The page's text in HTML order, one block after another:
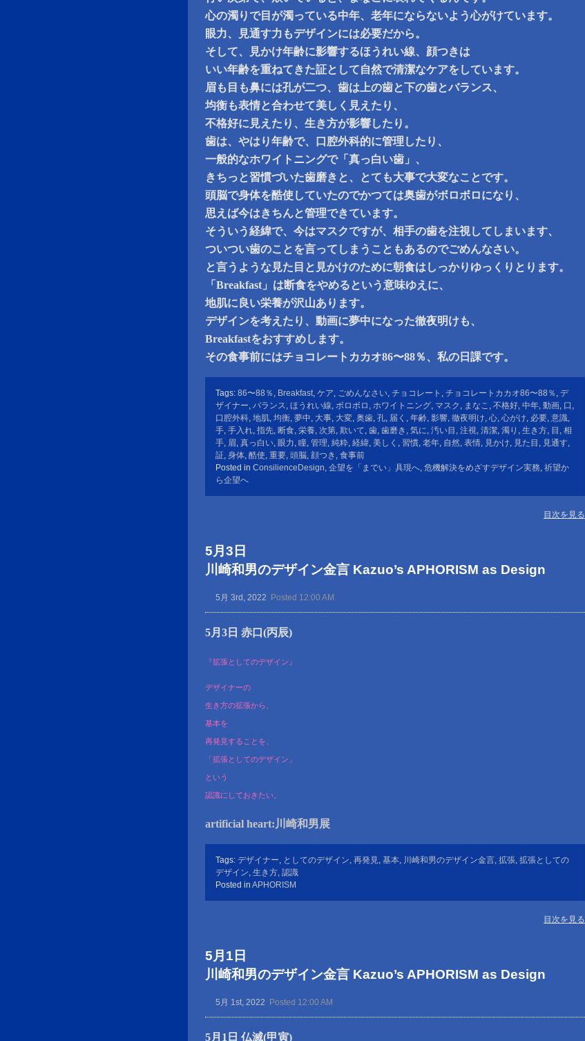
心の濁りで目が濁っている中年、老年にならないよう心がけています。
眼力、見通す力もデザインには必要だから。
そして、見かけ年齢に影響するほうれい線、顔つきは
いい年齢を重ねてきた証として自然で清潔なケアをしています。
眉も目も鼻には孔が二つ、歯は上の歯と下の歯とバランス、
均衡も表情と合わせて美しく見えたり、
不格好に見えたり、生き方が影響したり。
歯は、やはり年齢で、口腔外科的に管理したり、
一般的なホワイトニングで「真っ白い歯」、
きちっと習慣づいた歯磨きと、とても大事で大変なことです。
頭脳で身体を酷使していたのでかつては奥歯がボロボロになり、
思えば今はきちんと管理できています。
そういう経緯で、今はマスクですが、相手の歯を注視してしまいます、
ついつい歯のことを言ってしまうこともあるのでごめんなさい。
と言うような見た目と見かけのために朝食はしっかりゆっくりとります。
「Breakfast」は断食をやめるという意味ゆえに、
地肌に良い栄養が沢山あります。
デザインを考えたり、動画に夢中になった徹夜明けも、
Breakfastをおすすめします。
その食事前にはチョコレートカカオ86〜88％、私の日課です。
Tags: 86〜88％ , Breakfast, ケア, ごめんなさい, チョコレート , チョコレートカカオ86〜88％ , デ
ザイナー, バランス, ほうれい線, ボロボロ , ホワイトニング, マスク , まなこ , 不格好, 中年, 動画, 口 ,
口腔外科, 地肌, 均衡, 夢中, 大事, 大変, 奥歯, 孔, 届く , 年齢, 影響, 徹夜明け, 心, 心がけ, 必要, 意識,
手, 手入れ, 指先, 断食, 栄養, 次第, 欺いて, 歯, 歯磨き , 気に, 汚い目 , 注視, 清潔, 濁り , 生き方, 目 , 相
手, 眉, 真っ白い, 眼力, 瞳, 管理, 純粋, 経緯, 美しく , 習慣, 老年, 自然, 表情, 見かけ, 見た目 , 見通す,
証, 身体, 酷使, 重要, 頭脳, 顔つき , 食事前
Posted in ConsilienceDesign, 企望を「までい」具現へ, 危機解決をめざすデザイン実務, 祈望か
ら企望へ
目次を見る
5月3日
川崎和男のデザイン金言 Kazuo’s APHORISM as Design
5月 3rd, 2022 Posted 12:00 AM
5月3日 赤口(丙辰)
『拡張としてのデザイン』
デザイナーの
生き方の拡張から、
基本を
再発見することを、
「拡張としてのデザイン」
という
認識にしておきたい。
artificial heart:川崎和男展
Tags: デザイナー, としてのデザイン, 再発見, 基本, 川崎和男のデザイン金言, 拡張, 拡張としての
デザイン, 生き方, 認識
Posted in APHORISM
目次を見る
5月1日
川崎和男のデザイン金言 Kazuo’s APHORISM as Design
5月 1st, 2022 Posted 12:00 AM
5月1日 仏滅(甲寅)